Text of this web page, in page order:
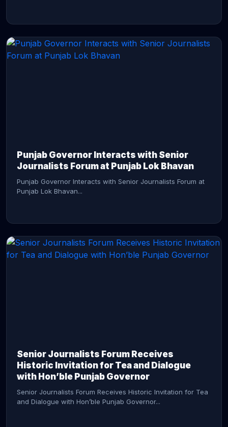
Punjab Governor Interacts with Senior
Journalists Forum at Punjab Lok Bhavan
Punjab Governor Interacts with Senior Journalists Forum at
Punjab Lok Bhavan...
Senior Journalists Forum Receives
Historic Invitation for Tea and Dialogue
with Hon’ble Punjab Governor
Senior Journalists Forum Receives Historic Invitation for Tea
and Dialogue with Hon’ble Punjab Governor...